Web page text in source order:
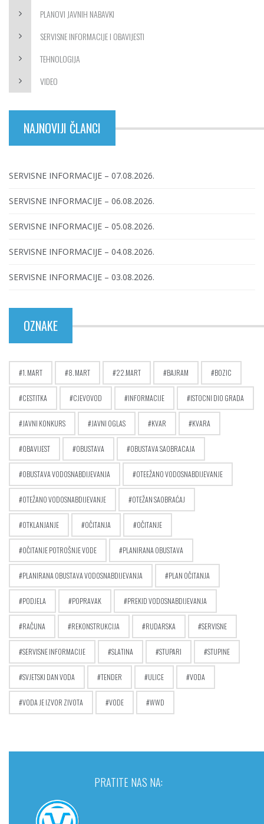
PLANOVI JAVNIH NABAVKI
SERVISNE INFORMACIJE I OBAVIJESTI
TEHNOLOGIJA
VIDEO
NAJNOVIJI ČLANCI
SERVISNE INFORMACIJE – 07.08.2026.
SERVISNE INFORMACIJE – 06.08.2026.
SERVISNE INFORMACIJE – 05.08.2026.
SERVISNE INFORMACIJE – 04.08.2026.
SERVISNE INFORMACIJE – 03.08.2026.
OZNAKE
1. MART 8. MART 22.MART BAJRAM BOZIC
CESTITKA CJEVOVOD INFORMACIJE ISTOCNI DIO GRADA
JAVNI KONKURS JAVNI OGLAS KVAR KVARA
OBAVIJEST OBUSTAVA OBUSTAVA SAOBRACAJA
OBUSTAVA VODOSNABDIJEVANJA OTEEŽANO VODOSNABDIJEVANJE
OTEŽANO VODOSNABDIJEVANJE OTEŽAN SAOBRAĆAJ
OTKLANJANJE OČITANJA OČITANJE
OČITANJE POTROŠNJE VODE PLANIRANA OBUSTAVA
PLANIRANA OBUSTAVA VODOSNABDIJEVANJA PLAN OČITANJA
PODJELA POPRAVAK PREKID VODOSNABDIJEVANJA
RAČUNA REKONSTRUKCIJA RUDARSKA SERVISNE
SERVISNE INFORMACIJE SLATINA STUPARI STUPINE
SVJETSKI DAN VODA TENDER ULICE VODA
VODA JE IZVOR ZIVOTA VODE WWD
PRATITE NAS NA: